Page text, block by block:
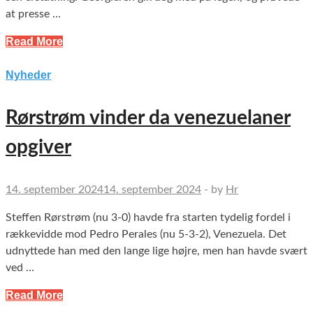
at presse …
Read More
Nyheder
Rørstrøm vinder da venezuelaner
opgiver
14. september 202414. september 2024 - by Hr
Steffen Rørstrøm (nu 3-0) havde fra starten tydelig fordel i
rækkevidde mod Pedro Perales (nu 5-3-2), Venezuela. Det
udnyttede han med den lange lige højre, men han havde svært
ved …
Read More